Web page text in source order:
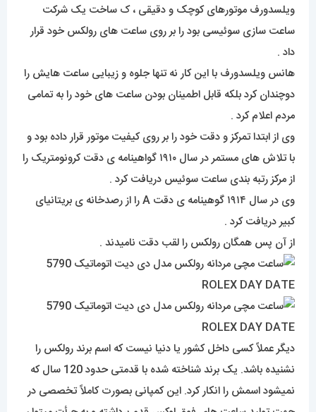
ویلسدورف موتورهای کوچک و دقیقی ، ک ساخت یک شرکت
ساعت سازی سوئیسی بود را بر روی ساعت های رولکس خود قرار
داد .
هانس ویلسدورف با این کار نه تنها جلوه و زیبایی ساعت هایش را
دوچندان کرد بلکه قابل اطمینان بودن ساعت های خود را به تمامی
مردم اعلام کرد .
وی از ابتدا تمرکز و دقت خود را بر روی کیفیت موتور قرار داده بود و
با تلاش های مستمر در سال ۱۹۱۰ گواهینامه ی دقت کرونومتریک را
از مرکز رتبه بندی ساعت سوئیس دریافت کرد .
وی در سال ۱۹۱۴ گوهینامه ی دقت A را از رصدخانه ی بریتانیای
کبیر دریافت کرد .
از آن پس همگان رولکس را لقب دقت نامیدند .
دیگر عملاً کسی داخل کشور یا دنیا نیست که اسم برند رولکس را
نشنیده باشد. یک برند شناخته شده با قدمتی حدود 120 سال که
نمیشود اسمش را انکار کرد. این کمپانی بصورت کاملاً تخصصی در